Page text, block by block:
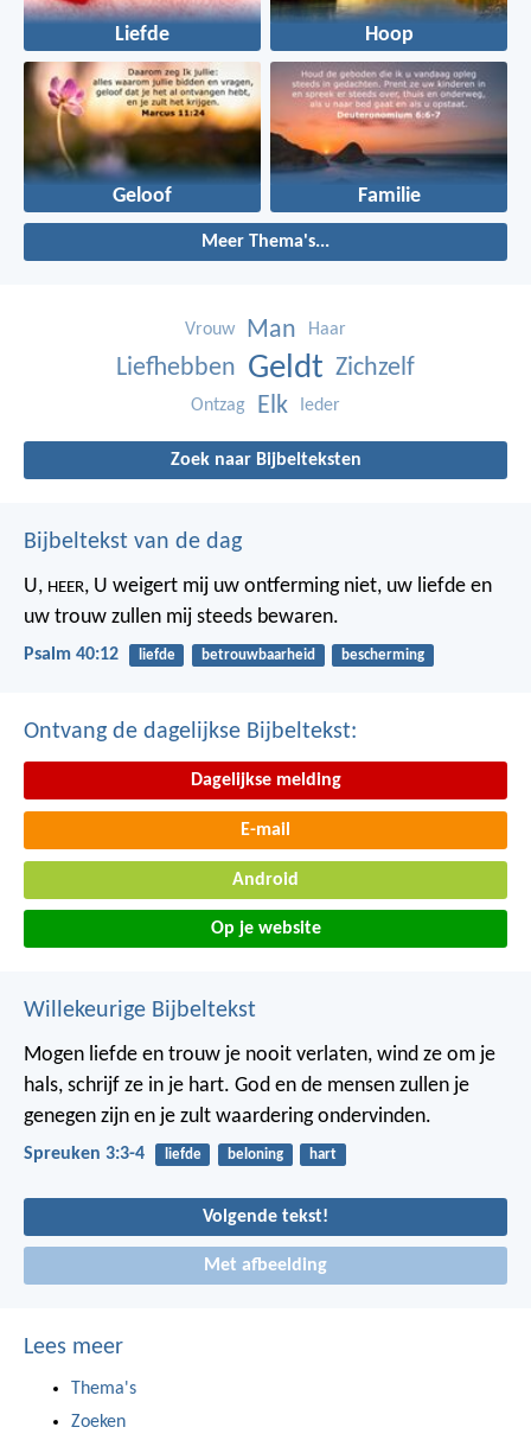
Liefde Hoop
Geloof Familie
Meer Thema's...
Vrouw Man Haar
Liefhebben Geldt Zichzelf
Ontzag Elk Ieder
Zoek naar Bijbelteksten
Bijbeltekst van de dag
U, HEER, U weigert mij uw ontferming niet, uw liefde en
uw trouw zullen mij steeds bewaren.
Psalm 40:12 liefde betrouwbaarheid bescherming
Ontvang de dagelijkse Bijbeltekst:
Dagelijkse melding
E-mail
Android
Op je website
Willekeurige Bijbeltekst
Mogen liefde en trouw je nooit verlaten, wind ze om je
hals, schrijf ze in je hart. God en de mensen zullen je
genegen zijn en je zult waardering ondervinden.
Spreuken 3:3-4 liefde beloning hart
Volgende tekst!
Met afbeelding
Lees meer
Thema's
Zoeken